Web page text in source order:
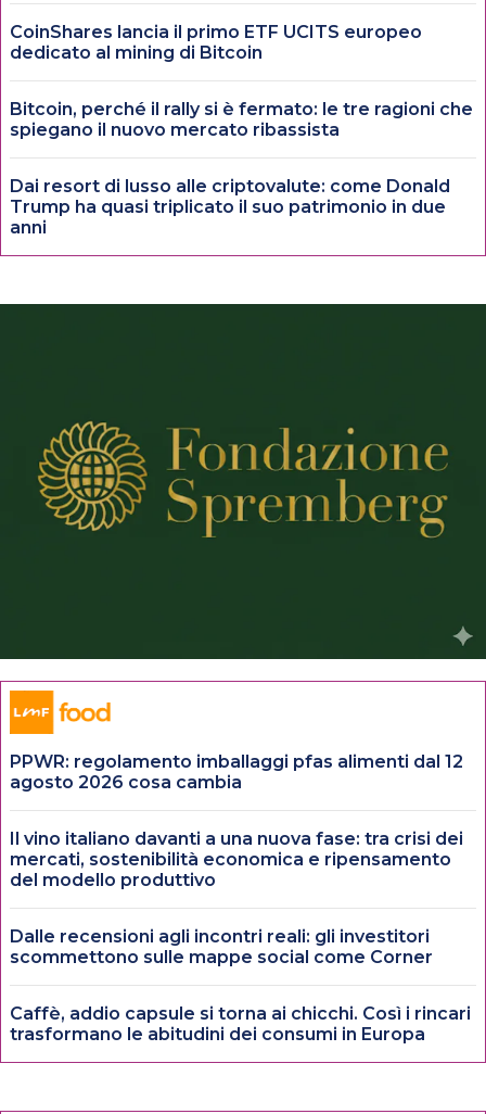
CoinShares lancia il primo ETF UCITS europeo
dedicato al mining di Bitcoin
Bitcoin, perché il rally si è fermato: le tre ragioni che
spiegano il nuovo mercato ribassista
Dai resort di lusso alle criptovalute: come Donald
Trump ha quasi triplicato il suo patrimonio in due
anni
PPWR: regolamento imballaggi pfas alimenti dal 12
agosto 2026 cosa cambia
Il vino italiano davanti a una nuova fase: tra crisi dei
mercati, sostenibilità economica e ripensamento
del modello produttivo
Dalle recensioni agli incontri reali: gli investitori
scommettono sulle mappe social come Corner
Caffè, addio capsule si torna ai chicchi. Così i rincari
trasformano le abitudini dei consumi in Europa